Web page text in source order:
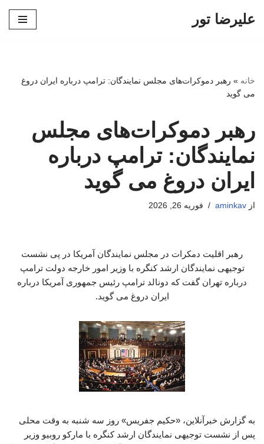
علیرضا تور
خانه » رهبر دموکرات‌های مجلس نمایندگان: ترامپ درباره ایران دروغ
می گوید
رهبر دموکرات‌های مجلس
نمایندگان: ترامپ درباره
ایران دروغ می گوید
از aminkav فوریه 26, 2026
رهبر اقلیت دمکرات در مجلس نمایندگان آمریکا در پی نشست
توجیهی نمایندگان ارشد کنگره با وزیر امور خارجه دولت ترامپ
درباره تهران گفت که دونالد ترامپ رئیس جمهوری آمریکا درباره
ایران دروغ می گوید.
به گزارش خبرآنلاین، «حکیم جفریس» روز سه شنبه به وقت محلی
پس از نشست توجیهی نمایندگان ارشد کنگره با مارکو روبیو وزیر